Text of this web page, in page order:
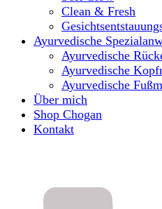
Clean & Fresh
Ayurvedische
Ayurvedische
Ayurvedische
Ayurvedische
Über mich
Shop Chogan
Kontakt